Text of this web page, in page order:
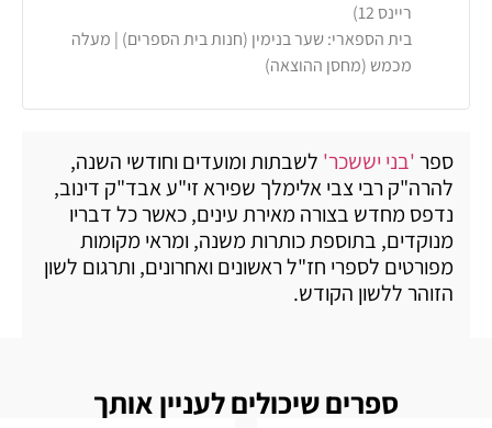
ריינס 12)
בית הספארי: שער בנימין (חנות בית הספרים) | מעלה
מכמש (מחסן ההוצאה)
ספר'בני יששכר' לשבתות ומועדים וחודשי השנה,
להרה"ק רבי צבי אלימלך שפירא זי"ע אבד"ק דינוב,
נדפס מחדש בצורה מאירת עינים, כאשר כל דבריו
מנוקדים, בתוספת כותרות משנה, ומראי מקומות
מפורטים לספרי חז"ל ראשונים ואחרונים, ותרגום לשון
הזוהר ללשון הקודש.
ספרים שיכולים לעניין אותך